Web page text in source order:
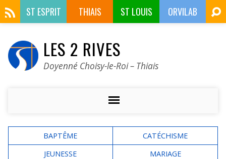
ST ESPRIT THIAIS ST LOUIS ORVILAB
LES 2 RIVES
Doyenné Choisy-le-Roi – Thiais
BAPTÊME
CATÉCHISME
JEUNESSE
MARIAGE